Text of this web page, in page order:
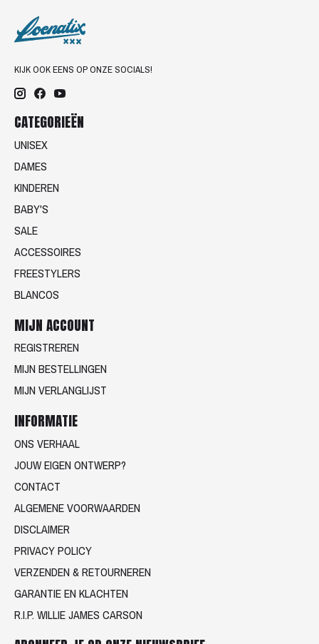
KIJK OOK EENS OP ONZE SOCIALS!
CATEGORIEËN
UNISEX
DAMES
KINDEREN
BABY'S
SALE
ACCESSOIRES
FREESTYLERS
BLANCOS
MIJN ACCOUNT
REGISTREREN
MIJN BESTELLINGEN
MIJN VERLANGLIJST
INFORMATIE
ONS VERHAAL
JOUW EIGEN ONTWERP?
CONTACT
ALGEMENE VOORWAARDEN
DISCLAIMER
PRIVACY POLICY
VERZENDEN & RETOURNEREN
GARANTIE EN KLACHTEN
R.I.P. WILLIE JAMES CARSON